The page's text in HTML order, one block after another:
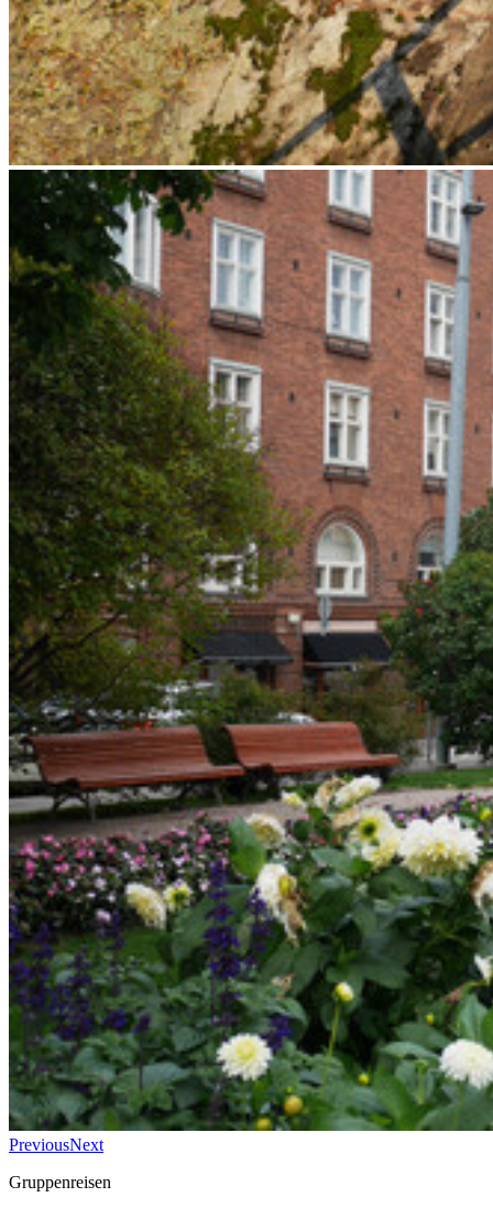
PreviousNext
Gruppenreisen